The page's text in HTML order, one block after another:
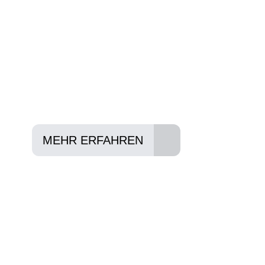
MEHR ERFAHREN